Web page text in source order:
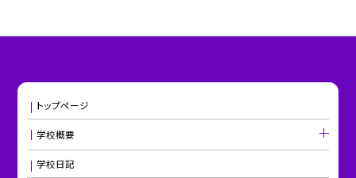
トップページ
学校概要
学校日記